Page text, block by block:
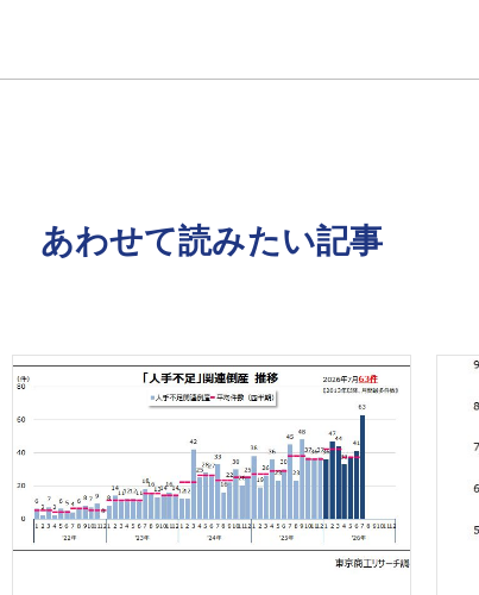
あわせて読みたい記事